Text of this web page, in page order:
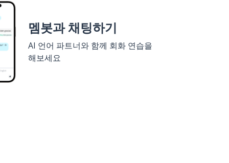
멤봇과 채팅하기
AI 언어 파트너와 함께 회화 연습을
해보세요